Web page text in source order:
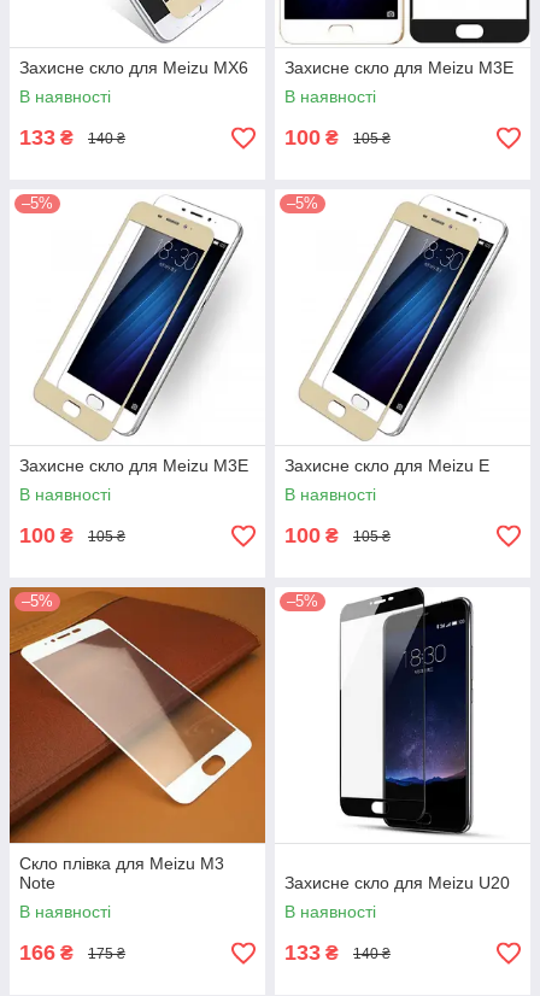
Захисне скло для Meizu MX6
В наявності
133 ₴ 140 ₴
Захисне скло для Meizu M3E
В наявності
100 ₴ 105 ₴
–5%
Захисне скло для Meizu M3E
В наявності
100 ₴ 105 ₴
–5%
Захисне скло для Meizu E
В наявності
100 ₴ 105 ₴
–5%
Скло плівка для Meizu M3
Note
В наявності
166 ₴ 175 ₴
–5%
Захисне скло для Meizu U20
В наявності
133 ₴ 140 ₴